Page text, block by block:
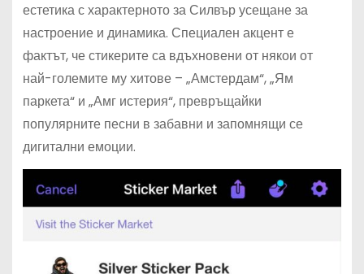
естетика с характерното за Силвър усещане за
настроение и динамика. Специален акцент е
фактът, че стикерите са вдъхновени от някои от
най-големите му хитове – „Амстердам“, „Ям
паркета“ и „Амг истерия“, превръщайки
популярните песни в забавни и запомнящи се
дигитални емоции.